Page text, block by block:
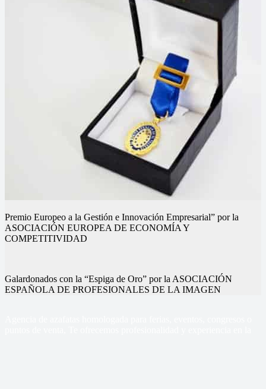
Premio Europeo a la Gestión e Innovación Empresarial” por la
ASOCIACIÓN EUROPEA DE ECONOMÍA Y
COMPETITIVIDAD
Galardonados con la “Espiga de Oro” por la ASOCIACIÓN
ESPAÑOLA DE PROFESIONALES DE LA IMAGEN